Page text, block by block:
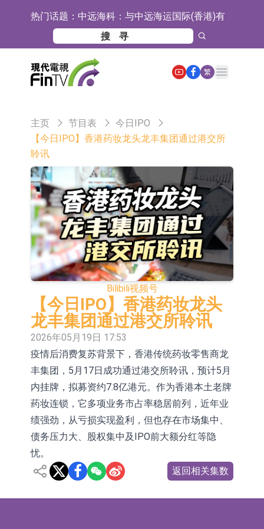
热门话题： 中远海科：与中远海运国际(香港)有
限公司正在开展增资对价的支付
新莱应材：受益于半导体国产替代提
速及国内晶圆厂扩产 公司泛半导体全
产品线新签订单向好
【异动股】港股跌幅榜前十，智傲控
股(08282.HK)跌16.39%，中国智能健
【异动股】港股涨幅榜前十，帝国科
拿森科技(02261.HK)涨+77.54%
放式指数证券投资基金8月12日上市
通天酒业(00389.HK)停牌
港股通标的证券名单
和光智成完成天使轮数千万融资
10年期港元特区政府机构债券将于
2026年8月12日透过重开进行投标
5年期港元特区政府机构债券将于
2026年8月12日透过重开进行投标
1年期港元隔夜平均指数挂钩债券将
于2026年8月12日进行投标
香港证监会就中国糖果前高管的失当
行为取得13年取消资格令
【异动股】港股跌幅榜前十，融信中
国(03301.HK)跌38.98%，德信服务集
团(02215.HK)跌35.71%
【异动股】港股涨幅榜前十，生物系
统工程股权(02902.HK)涨+218.75%，
敏捷控股(00186.HK)涨+82.50%
地纬智能：暂未开展对外的语料商业
化服务
嘉立创：公司主要提供EDA/CAM、
PCB、电子元器件等电子及机械产业
链一站式研发智造服务
工信部：鼓励民爆企业依法依规实施
重组整合
工信部：到2030年形成3-5家具有较
强国际运营能力的大型民爆企业集团
【异动股】焦炭Ⅲ板块下挫，陕西黑
猫(601015.CN)跌8.38%
【异动股】医疗研发外包板块拉升，
繁
Open main menu
主页 节目表
今日IPO
【今日IPO】香港药妆龙头龙丰集团通过港交所
聆讯
Bilibili视频号
【今日IPO】香港药妆龙头
龙丰集团通过港交所聆讯
2026年05月19日 17:53
疫情后消费复苏背景下，香港传统药妆零售商龙
丰集团，5月17日成功通过港交所聆讯，预计5月
内挂牌，拟募资约7.8亿港元。作为香港本土老牌
药妆连锁，它多项业务市占率稳居前列，近年业
绩强劲，从亏损实现盈利，但也存在市场集中、
债务压力大、股权集中及IPO前大额分红等隐
忧。
返回相关集数